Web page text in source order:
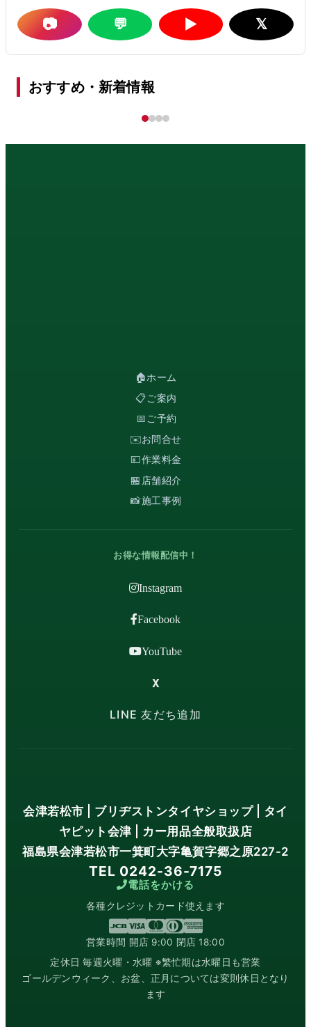
📷 💬 ▶ 𝕏
おすすめ・新着情報
【夏】タイヤ点検で燃費と安全をチェック
🏠ホーム
📋ご案内
📅 ご予約
✉️お問合せ
💴作業料金
🏪 店舗紹介
📸施工事例
お得な情報配信中！
Instagram
Facebook
YouTube
X
LINE 友だち追加
会津若松市 | ブリヂストンタイヤショップ | タイ
ヤピット会津 | カー用品全般取扱店
福島県会津若松市一箕町大字亀賀字郷之原227-2
TEL 0242-36-7175
電話をかける
各種クレジットカード使えます
営業時間 開店 9:00 閉店 18:00
定休日 毎週火曜・水曜 ※繁忙期は水曜日も営業
ゴールデンウィーク、お盆、正月については変則休日となり
ます